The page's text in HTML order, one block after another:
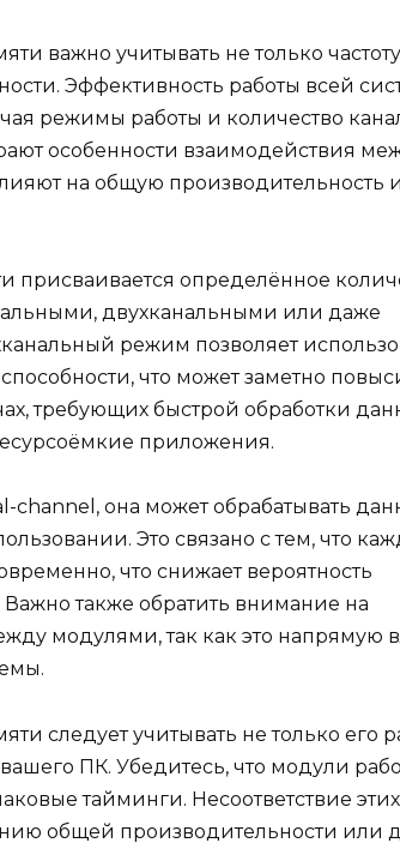
важно учитывать не только
Эффективность работы всей
режимы работы и количество
особенности взаимодействия
на общую производительность и
определённое
двухканальными или даже
режим позволяет
что может заметно
требующих быстрой обработки
приложения.
channel, она может обрабатывать
Это связано с тем, что
что снижает вероятность
также обратить внимание на
модулями, так как это напрямую
следует учитывать не только его
ПК. Убедитесь, что модули
тайминги. Несоответствие этих
общей производительности или